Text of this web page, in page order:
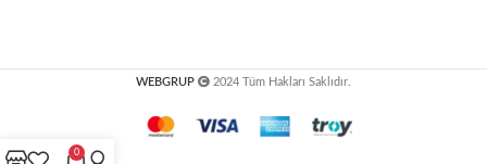
WEBGRUP 2024 Tüm Hakları Saklıdır.
0